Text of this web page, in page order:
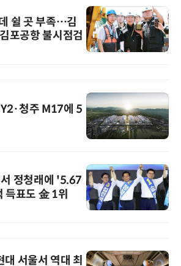
쉴 곳 부족…김
포공항 불시점검
청주 M17에 5
정청래에 '5.67
표도 金 1위
서울서 역대 최